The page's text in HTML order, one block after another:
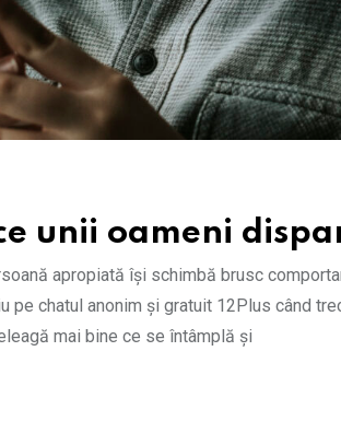
unii oameni
apropiată își schimbă brusc
pe chatul anonim și gratuit 12Plus când
mai bine ce se întâmplă și